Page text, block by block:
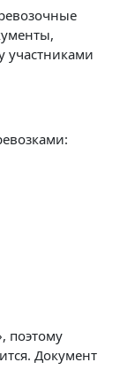
участниками
поэтому
Документ